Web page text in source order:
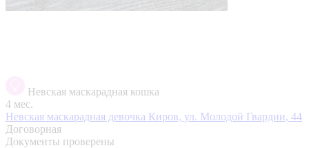
Невская маскарадная кошка
4 мес.
Невская маскарадная девочка Киров, ул. Молодой Гвардии, 44
Договорная
Документы проверены